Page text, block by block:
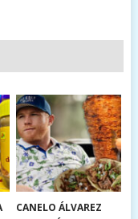
CANELO ÁLVAREZ